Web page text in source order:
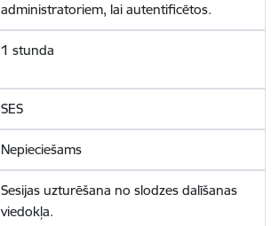
administratoriem, lai autentificētos.
1 stunda
SES
Nepieciešams
Sesijas uzturēšana no slodzes dalīšanas
viedokļa.